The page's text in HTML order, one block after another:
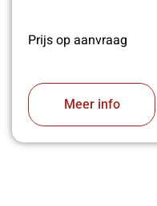
Prijs op aanvraag
Meer info